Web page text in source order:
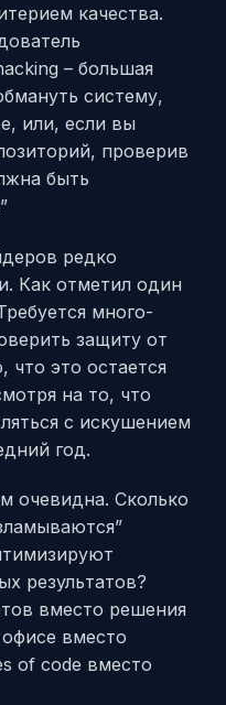
качества.
– большая
систему,
или, если вы
проверив
быть
редко
Как отметил один
много-
защиту от
что это остается
на то, что
с искушением
год.
очевидна. Сколько
результатов?
вместо решения
вместо
of code вместо